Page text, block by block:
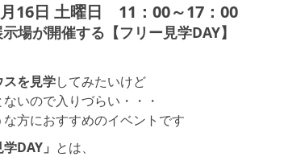
16日 土曜日 11：00～17：00
場が開催する【フリー見学DAY】
スを見学してみたいけど
いので入りづらい・・・
な方におすすめのイベントです
DAY」 とは、